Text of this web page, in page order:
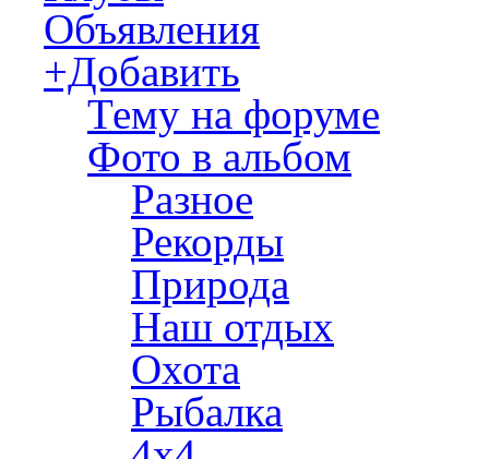
Объявления
+Добавить
Тему на форуме
Фото в альбом
Разное
Рекорды
Природа
Наш отдых
Охота
Рыбалка